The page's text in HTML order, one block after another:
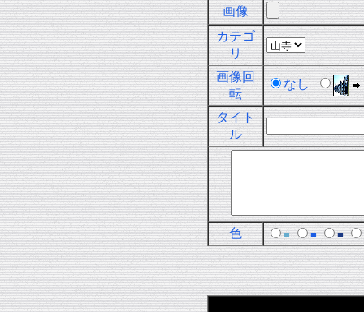
画像
カテゴ
リ
画像回
転
なし
タイト
ル
色 ■ ■ ■